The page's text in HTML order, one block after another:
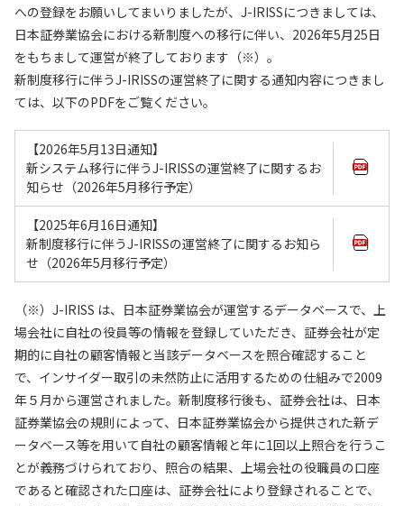
への登録をお願いしてまいりましたが、J-IRISSにつきましては、
日本証券業協会における新制度への移行に伴い、2026年5月25日
をもちまして運営が終了しております（※）。
新制度移行に伴うJ-IRISSの運営終了に関する通知内容につきまし
ては、以下のPDFをご覧ください。
【2026年5月13日通知】
新システム移行に伴うJ-IRISSの運営終了に関するお
知らせ（2026年5月移行予定）
【2025年6月16日通知】
新制度移行に伴うJ-IRISSの運営終了に関するお知ら
せ（2026年5月移行予定）
（※）J-IRISS は、日本証券業協会が運営するデータベースで、上
場会社に自社の役員等の情報を登録していただき、証券会社が定
期的に自社の顧客情報と当該データベースを照合確認すること
で、インサイダー取引の未然防止に活用するための仕組みで2009
年５月から運営されました。新制度移行後も、証券会社は、日本
証券業協会の規則によって、日本証券業協会から提供された新デ
ータベース等を用いて自社の顧客情報と年に1回以上照合を行うこ
とが義務づけられており、照合の結果、上場会社の役職員の口座
であると確認された口座は、証券会社により登録されることで、